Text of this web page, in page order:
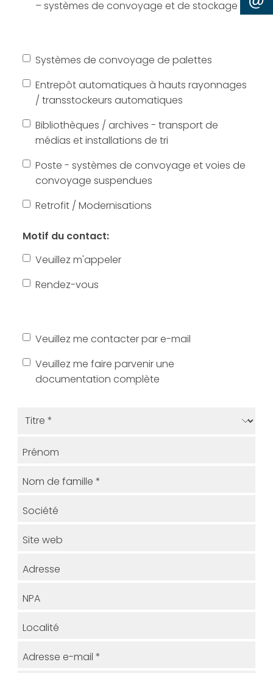
– systèmes de convoyage et de stockage
Systèmes de convoyage de palettes
Entrepôt automatiques à hauts rayonnages
/ transstockeurs automatiques
Bibliothèques / archives - transport de
médias et installations de tri
Poste - systèmes de convoyage et voies de
convoyage suspendues
Retrofit / Modernisations
Motif du contact:
Veuillez m'appeler
Rendez-vous
Veuillez me contacter par e-mail
Veuillez me faire parvenir une
documentation complète
Prénom
Nom de famille *
Société
Site web
Adresse
NPA
Localité
Adresse e-mail *